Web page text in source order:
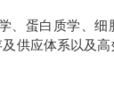
、蛋白质学、细
供应体系以及高